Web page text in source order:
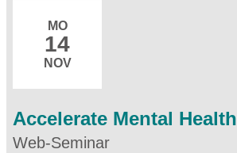
MO
14
NOV
Accelerate Mental Health
Web-Seminar